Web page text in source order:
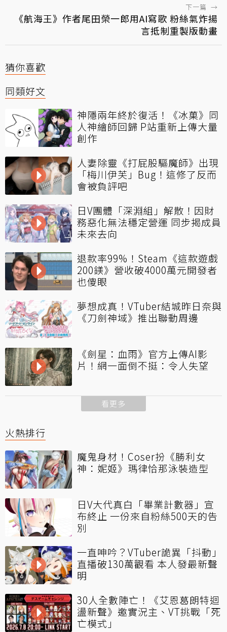
下一篇 →
《航海王》作者尾田榮一郎用AI寫歌 粉絲氣炸揚
言抵制重製版動畫
猜你喜歡
同類好文
神隱兩年終於復活！《冰菓》同
人神繪師回歸 P站重新上傳大量
創作
人妻除靈《打屁股驅魔師》出現
「梅川伊芙」Bug！這修了反而
會被負評吧
日V團體「深淵組」解散！因財
務惡化無法穩定營運 同步揭成員
未來去向
退款率99%！Steam《這款遊戲
200鎂》營收破4000萬元開發者
也傻眼
夢想成真！VTuber結城昨日奈與
《刀劍神域》推出聯動周邊
《劍星：血雨》官方上傳AI影
片！網一面倒不挺：令人失望
看更多
火熱排行
魔鬼身材！Coser扮《勝利女
神：妮姬》瑪律恰那泳裝造型
日V大代真白「畢業計數器」宣
布終止 一份來自粉絲500天的告
別
一直呻吟？VTuber詭異「抖動」
直播破130萬觀看 本人發最新聲
明
30人全數陣亡！《艾恩葛朗特迴
盪新聲》邀實況主、VT挑戰「死
亡模式」